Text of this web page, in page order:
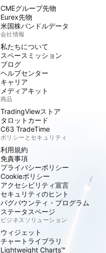
CMEグループ先物
Eurex先物
米国株バンドルデータ
会社情報
私たちについて
スペースミッション
ブログ
ヘルプセンター
キャリア
メディアキット
商品
TradingViewストア
タロットカード
C63 TradeTime
ポリシーとセキュリティ
利用規約
免責事項
プライバシーポリシー
Cookieポリシー
アクセシビリティ宣言
セキュリティのヒント
バグバウンティ・プログラム
ステータスページ
ビジネスソリューション
ウィジェット
チャートライブラリ
Lightweight Charts™